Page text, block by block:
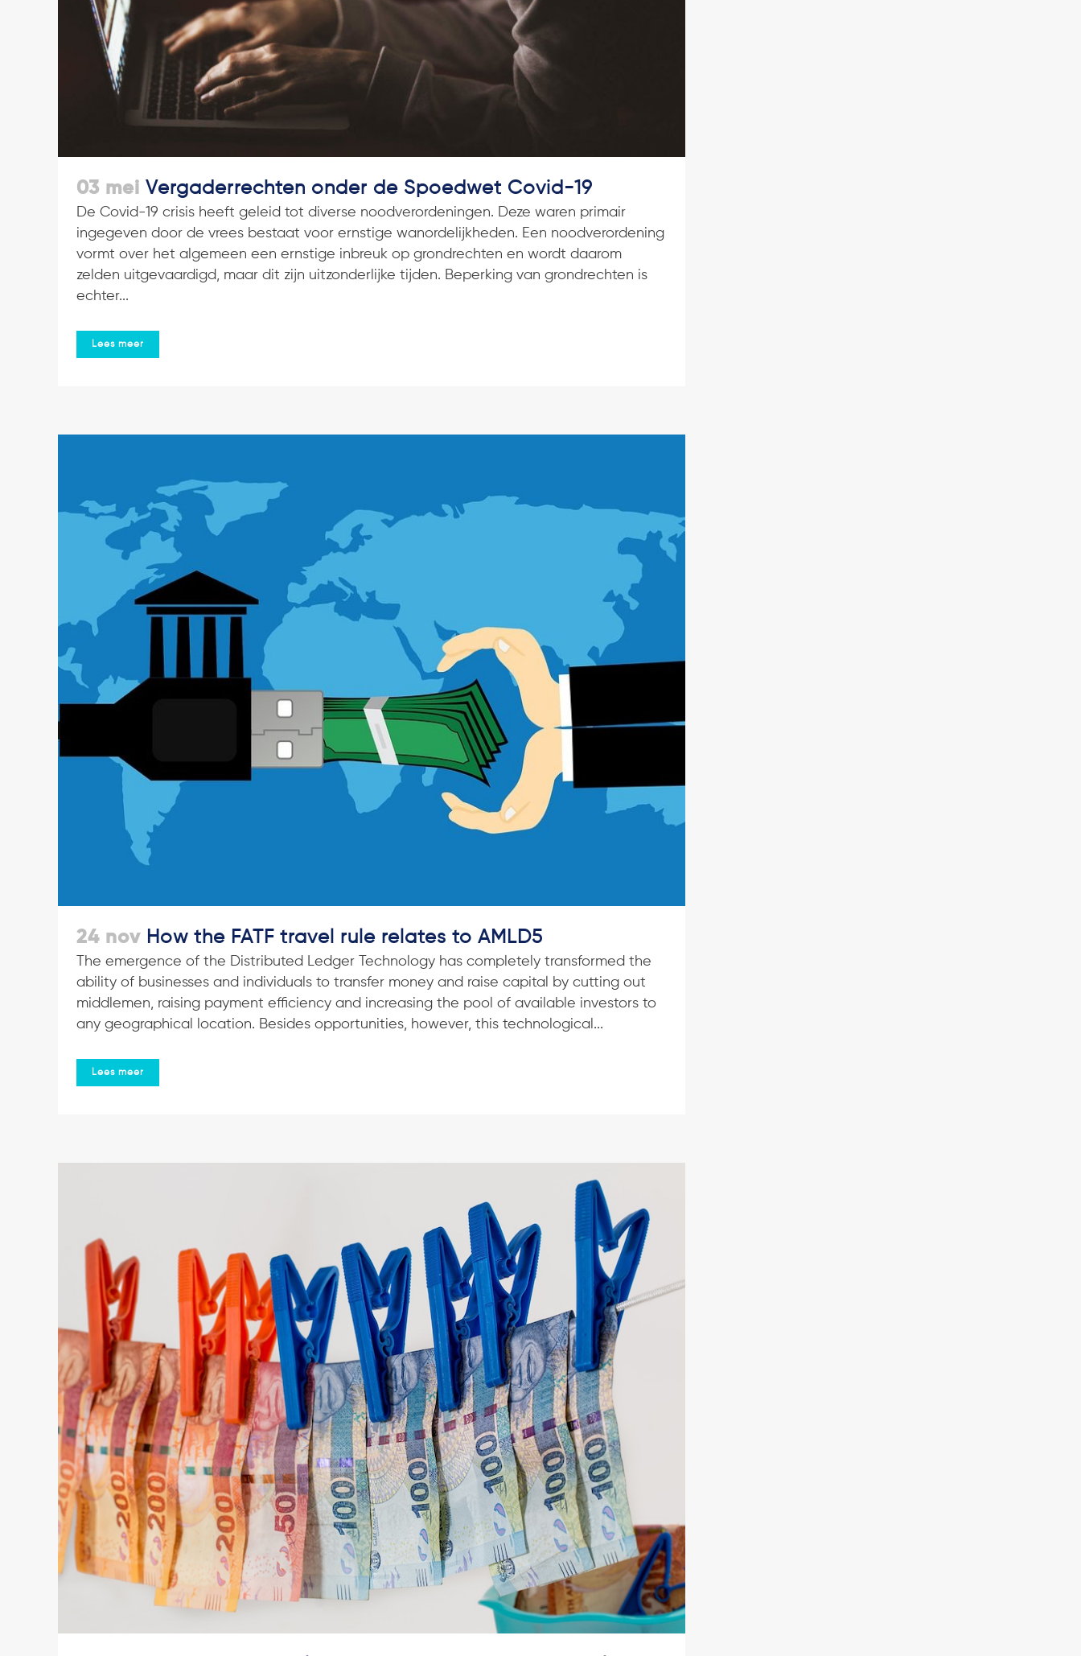
03 mei Vergaderrechten onder de Spoedwet Covid-19
De Covid-19 crisis heeft geleid tot diverse noodverordeningen. Deze waren primair
ingegeven door de vrees bestaat voor ernstige wanordelijkheden. Een noodverordening
vormt over het algemeen een ernstige inbreuk op grondrechten en wordt daarom
zelden uitgevaardigd, maar dit zijn uitzonderlijke tijden. Beperking van grondrechten is
echter...
Lees meer
24 nov How the FATF travel rule relates to AMLD5
The emergence of the Distributed Ledger Technology has completely transformed the
ability of businesses and individuals to transfer money and raise capital by cutting out
middlemen, raising payment efficiency and increasing the pool of available investors to
any geographical location. Besides opportunities, however, this technological...
Lees meer